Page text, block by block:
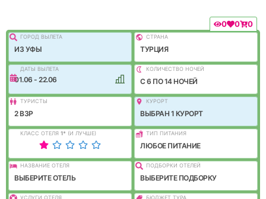
0 0 0
ГОРОД ВЫЛEТА
ИЗ УФЫ
СТРАНА
ТУРЦИЯ
ДАТЫ ВЫЛЕТА
01.06 - 22.06
КОЛИЧЕСТВО НОЧЕЙ
C 6 ПО 14 НОЧЕЙ
ТУРИСТЫ
2 ВЗР
КУРОРТ
ВЫБРАН 1 КУРОРТ
КЛАСС ОТЕЛЯ 1* (И ЛУЧШЕ) ТИП ПИТАНИЯ
ЛЮБОЕ ПИТАНИЕ
НАЗВАНИЕ ОТЕЛЯ
ВЫБЕРИТЕ ОТЕЛЬ
ПОДБОРКИ ОТЕЛЕЙ
ВЫБЕРИТЕ ПОДБОРКУ
УСЛУГИ ОТЕЛЯ БЮДЖЕТ ТУРА